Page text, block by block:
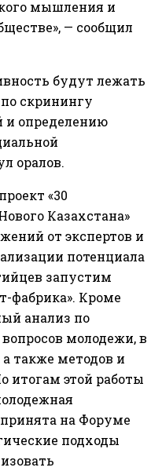
мышления и
— сообщил
будут лежать
по скринингу
и определению
оралов.
«30
Казахстана»
от экспертов и
потенциала
запустим
фабрика». Кроме
анализ по
молодежи, в
а также методов и
итогам этой работы
на Форуме
подходы